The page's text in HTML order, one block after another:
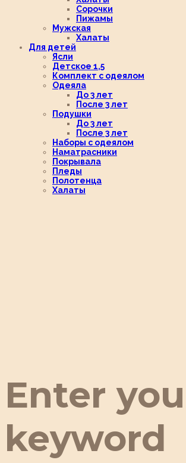
Сорочки
Пижамы
Мужская
Халаты
Для детей
Ясли
Детское 1,5
Комплект с одеялом
Одеяла
До 3 лет
После 3 лет
Подушки
До 3 лет
После 3 лет
Наборы с одеялом
Наматрасники
Покрывала
Пледы
Полотенца
Халаты
Enter
keyword